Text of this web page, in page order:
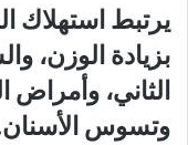
يرتبط استهلاك
بزيادة الوزن،
الثاني، وأمراض
وتسوس